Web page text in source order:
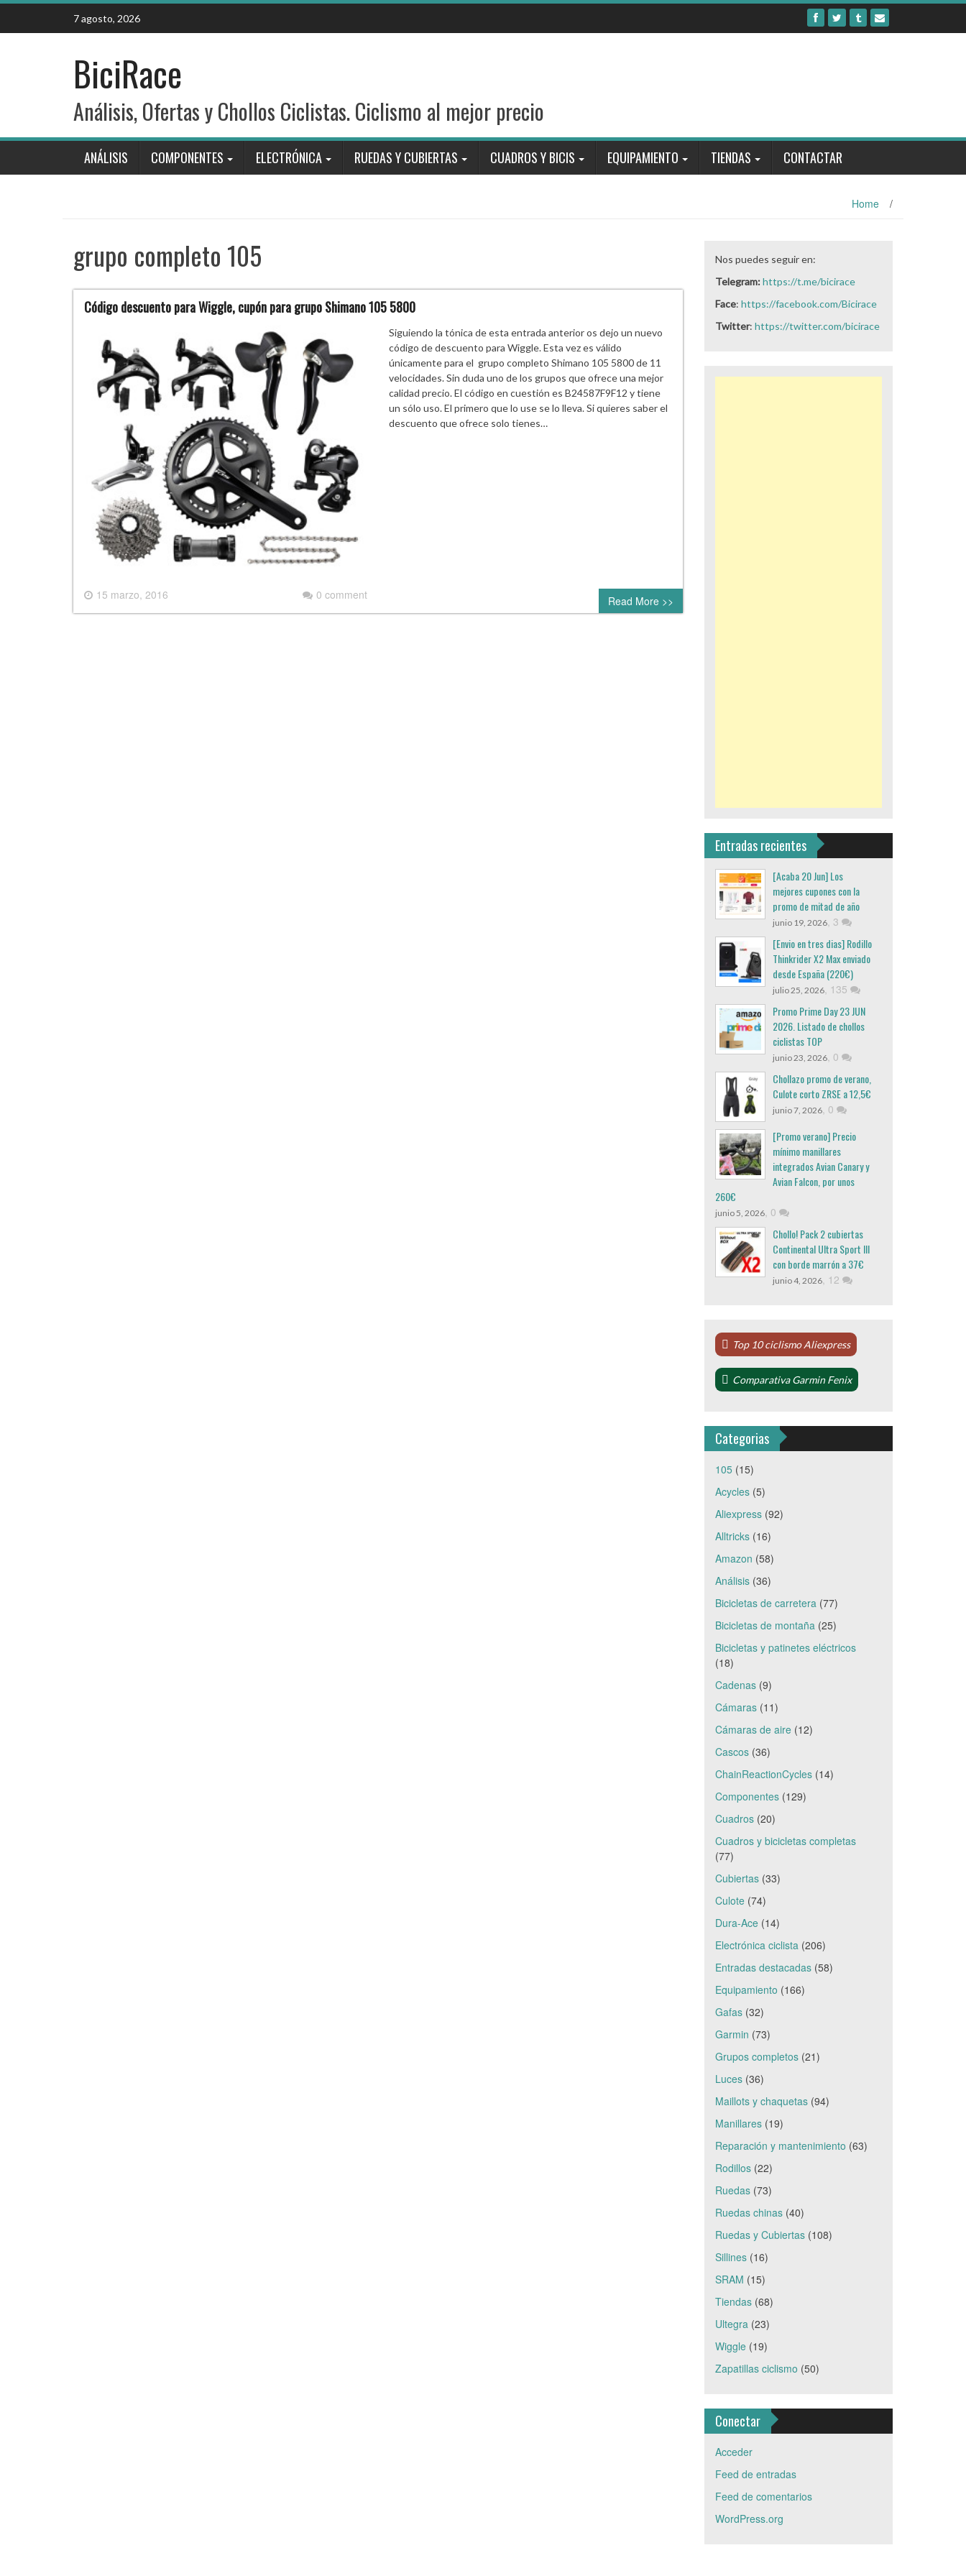
Skip
content
7 agosto, 2026
BiciRace
Análisis, Ofertas y Chollos Ciclistas. Ciclismo al mejor precio
ANÁLISIS COMPONENTES ELECTRÓNICA RUEDAS Y CUBIERTAS CUADROS Y BICIS EQUIPAMIENTO TIENDAS CONTACTAR
Home /
grupo completo 105
Código descuento para Wiggle, cupón para grupo Shimano 105 5800
15 marzo, 2016 0 comment
Siguiendo la tónica de esta entrada anterior os dejo un nuevo
código de descuento para Wiggle. Esta vez es válido
únicamente para el grupo completo Shimano 105 5800 de 11
velocidades. Sin duda uno de los grupos que ofrece una mejor
calidad precio. El código en cuestión es B24587F9F12 y tiene
un sólo uso. El primero que lo use se lo lleva. Si quieres saber el
descuento que ofrece solo tienes…
Read More >>
Nos puedes seguir en:
Telegram:https://t.me/bicirace
Face: https://facebook.com/Bicirace
Twitter: https://twitter.com/bicirace
Entradas recientes
[Acaba 20 Jun] Los
mejores cupones con la
promo de mitad de año
junio 19, 2026, 3
[Envio en tres dias] Rodillo
Thinkrider X2 Max enviado
desde España (220€)
julio 25, 2026, 135
Promo Prime Day 23 JUN
2026. Listado de chollos
ciclistas TOP
junio 23, 2026, 0
Chollazo promo de verano,
Culote corto ZRSE a 12,5€
junio 7, 2026, 0
[Promo verano] Precio
mínimo manillares
integrados Avian Canary y
Avian Falcon, por unos
260€
junio 5, 2026, 0
Chollo! Pack 2 cubiertas
Continental Ultra Sport III
con borde marrón a 37€
junio 4, 2026, 12
Top 10 ciclismo Aliexpress
Comparativa Garmin Fenix
Categorias
105(15)
Acycles(5)
Aliexpress(92)
Alltricks(16)
Amazon (58)
Análisis(36)
Bicicletas de carretera(77)
Bicicletas de montaña(25)
Bicicletas y patinetes eléctricos
(18)
Cadenas(9)
Cámaras(11)
Cámaras de aire(12)
Cascos(36)
ChainReactionCycles(14)
Componentes(129)
Cuadros(20)
Cuadros y bicicletas completas
(77)
Cubiertas(33)
Culote(74)
Dura-Ace(14)
Electrónica ciclista(206)
Entradas destacadas(58)
Equipamiento (166)
Gafas(32)
Garmin (73)
Grupos completos(21)
Luces(36)
Maillots y chaquetas(94)
Manillares(19)
Reparación y mantenimiento (63)
Rodillos(22)
Ruedas(73)
Ruedas chinas(40)
Ruedas y Cubiertas(108)
Sillines(16)
SRAM (15)
Tiendas(68)
Ultegra(23)
Wiggle(19)
Zapatillas ciclismo (50)
Conectar
Acceder
Feed de entradas
Feed de comentarios
WordPress.org